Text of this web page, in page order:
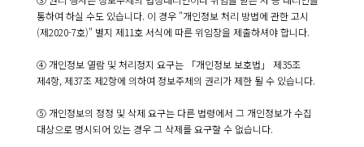
통하여 하실 수도 있습니다. 이 경우 "개인정보 처리 방법에 관한 고시
(제2020-7호)" 별지 제11호 서식에 따른 위임장을 제출하셔야 합니다.
④ 개인정보 열람 및 처리정지 요구는 「개인정보 보호법」 제35조
제4항, 제37조 제2항에 의하여 정보주체의 권리가 제한 될 수 있습니다.
⑤ 개인정보의 정정 및 삭제 요구는 다른 법령에서 그 개인정보가 수집
대상으로 명시되어 있는 경우 그 삭제를 요구할 수 없습니다.